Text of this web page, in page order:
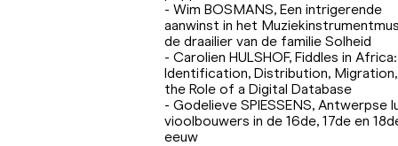
- Wim BOSMANS, Een intrigerende
aanwinst in het
de draailier van de familie Solheid
- Carolien HULSHOF, Fiddles in Africa:
Identification, Distribution, Migration,
the Role of a Digital Database
- Godelieve SPIESSENS, Antwerpse
vioolbouwers in de 16de, 17de en
eeuw